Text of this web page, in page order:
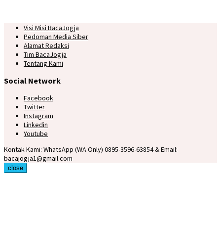
Visi Misi BacaJogja
Pedoman Media Siber
Alamat Redaksi
Tim BacaJogja
Tentang Kami
Social Network
Facebook
Twitter
Instagram
Linkedin
Youtube
Kontak Kami: WhatsApp (WA Only) 0895-3596-63854 & Email:
bacajogja1@gmail.com
close